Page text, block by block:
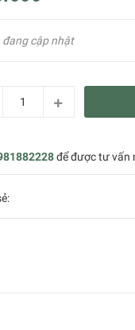
đang cập nhật
để được tư vấn